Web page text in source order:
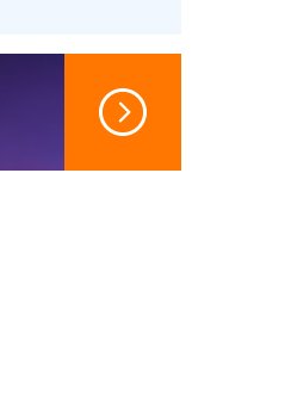
Mielna i 20
zwiedzanie oraz